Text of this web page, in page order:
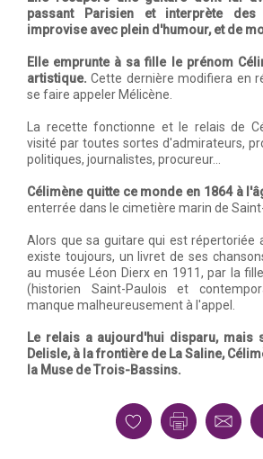
passant Parisien et interprète des
improvise avec plein d'humour, et de
Elle emprunte à sa fille le prénom
artistique. Cette dernière modifiera en
se faire appeler Mélicène.
La recette fonctionne et le relais de
visité par toutes sortes d'admirateurs,
politiques, journalistes, procureur...
Célimène quitte ce monde en 1864 à
enterrée dans le cimetière marin de
Alors que sa guitare qui est répertoriée
existe toujours, un livret de ses
au musée Léon Dierx en 1911, par la
(historien Saint-Paulois et
manque malheureusement à l'appel.
Le relais a aujourd'hui disparu, mais
Delisle, à la frontière de La Saline,
la Muse de Trois-Bassins.